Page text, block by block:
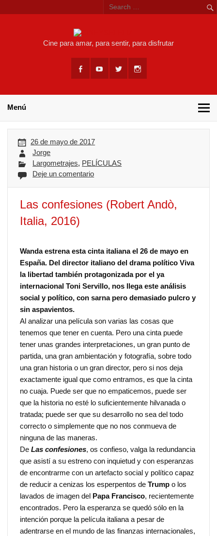
Cine para amar, para sentir, para disfrutar
Menú
26 de mayo de 2017
Jorge
Largometrajes, PELÍCULAS
Deje un comentario
Las confesiones (Robert Andò,
Italia, 2016)
Wanda estrena esta cinta italiana el 26 de mayo en
España. Del director italiano del drama político Viva
la libertad también protagonizada por el ya
internacional Toni Servillo, nos llega este análisis
social y político, con sarna pero demasiado pulcro y
sin aspavientos.
Al analizar una película son varias las cosas que
tenemos que tener en cuenta. Pero una cinta puede
tener unas grandes interpretaciones, un gran punto de
partida, una gran ambientación y fotografía, sobre todo
una gran historia o un gran director, pero si nos deja
exactamente igual que como entramos, es que la cinta
no cuaja. Puede ser que no empaticemos, puede ser
que la historia no esté lo suficientemente hilvanada o
tratada; puede ser que su desarrollo no sea del todo
correcto o simplemente que no nos conmueva de
ninguna de las maneras.
DeLas confesiones, os confieso, valga la redundancia
que asistí a su estreno con inquietud y con esperanzas
de encontrarme con un artefacto social y político capaz
de reducir a cenizas los esperpentos de Trumpo los
lavados de imagen del Papa Francisco, recientemente
encontrados. Pero la esperanza se quedó sólo en la
intención porque la película italiana a pesar de
adentrarse en el mundo de las finanzas internacionales,